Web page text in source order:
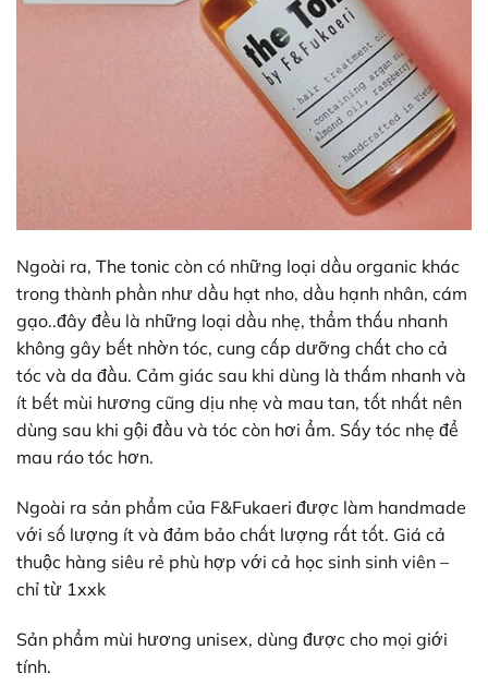
Ngoài ra, The tonic còn có những loại dầu organic khác
trong thành phần như dầu hạt nho, dầu hạnh nhân, cám
gạo..đây đều là những loại dầu nhẹ, thẩm thấu nhanh
không gây bết nhờn tóc, cung cấp dưỡng chất cho cả
tóc và da đầu. Cảm giác sau khi dùng là thấm nhanh và
ít bết mùi hương cũng dịu nhẹ và mau tan, tốt nhất nên
dùng sau khi gội đầu và tóc còn hơi ẩm. Sấy tóc nhẹ để
mau ráo tóc hơn.
Ngoài ra sản phẩm của F&Fukaeri được làm handmade
với số lượng ít và đảm bảo chất lượng rất tốt. Giá cả
thuộc hàng siêu rẻ phù hợp với cả học sinh sinh viên –
chỉ từ 1xxk
Sản phẩm mùi hương unisex, dùng được cho mọi giới
tính.